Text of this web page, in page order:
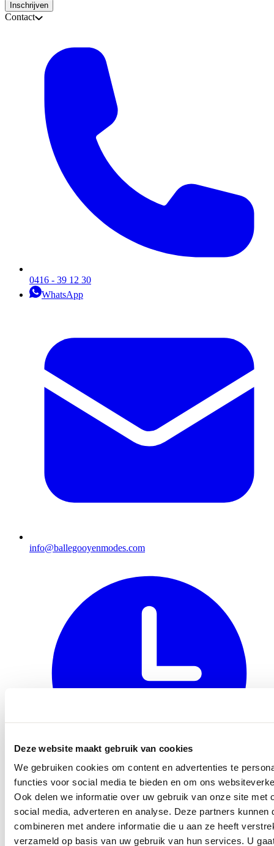
Deze website maakt gebruik van cookies
We gebruiken cookies om content en advertenties te
functies voor social media te bieden en om ons
Ook delen we informatie over uw gebruik van onze site met
social media, adverteren en analyse. Deze partners kunnen
combineren met andere informatie die u aan ze heeft
verzameld op basis van uw gebruik van hun services. U
Inschrijven
Contact
0416 - 39 12 30
WhatsApp
info@ballegooyenmodes.com
Openingstijden